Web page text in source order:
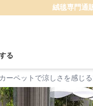
絨毯専門通
る
ーペットで涼しさを感じ